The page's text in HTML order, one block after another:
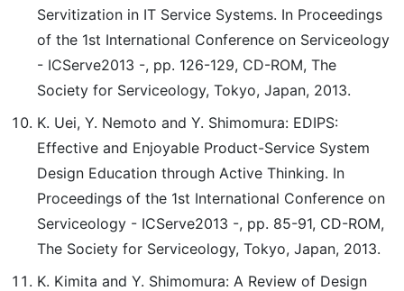
Servitization in IT Service Systems. In Proceedings
of the 1st International Conference on Serviceology
- ICServe2013 -, pp. 126-129, CD-ROM, The
Society for Serviceology, Tokyo, Japan, 2013.
K. Uei, Y. Nemoto and Y. Shimomura: EDIPS:
Effective and Enjoyable Product-Service System
Design Education through Active Thinking. In
Proceedings of the 1st International Conference on
Serviceology - ICServe2013 -, pp. 85-91, CD-ROM,
The Society for Serviceology, Tokyo, Japan, 2013.
K. Kimita and Y. Shimomura: A Review of Design